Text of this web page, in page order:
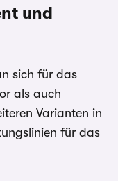
und
sich für das
als auch
Varianten in
für das